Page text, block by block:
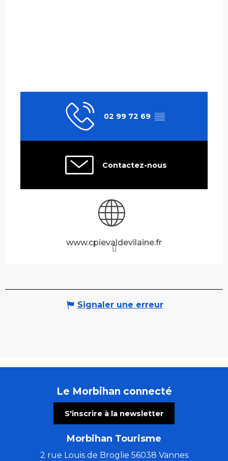
02 99 72 69 ▒▒
Contactez-nous
www.cpievaldevilaine.fr
Signaler une erreur
Le Morbihan connecté
S'inscrire à la newsletter
Morbihan Tourisme
2 rue Louis de Broglie 56038 Vannes